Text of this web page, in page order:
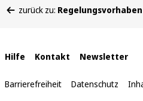
befinden
zurück zu: Regelungsvorhaben
Interne
Links
Hilfe Kontakt Newsletter
Barrierefreiheit Datenschutz